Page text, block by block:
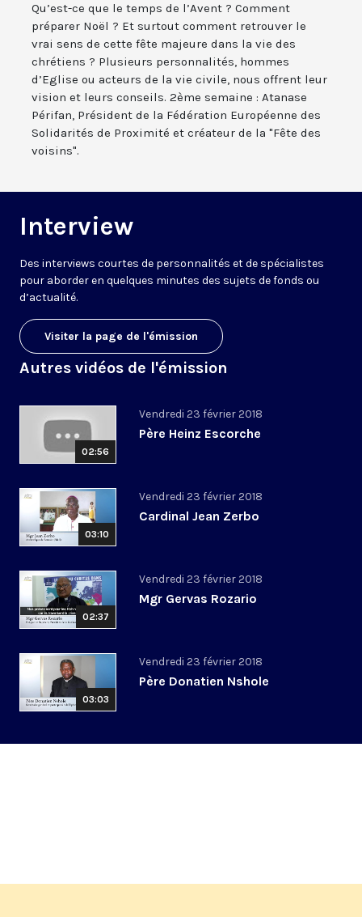
Qu’est-ce que le temps de l’Avent ? Comment
préparer Noël ? Et surtout comment retrouver le
vrai sens de cette fête majeure dans la vie des
chrétiens ? Plusieurs personnalités, hommes
d’Eglise ou acteurs de la vie civile, nous offrent leur
vision et leurs conseils. 2ème semaine : Atanase
Périfan, Président de la Fédération Européenne des
Solidarités de Proximité et créateur de la "Fête des
voisins".
Interview
Des interviews courtes de personnalités et de spécialistes
pour aborder en quelques minutes des sujets de fonds ou
d’actualité.
Visiter la page de l'émission
Autres vidéos de l'émission
02:56
Vendredi 23 février 2018
Père Heinz Escorche
03:10
Vendredi 23 février 2018
Cardinal Jean Zerbo
02:37
Vendredi 23 février 2018
Mgr Gervas Rozario
03:03
Vendredi 23 février 2018
Père Donatien Nshole